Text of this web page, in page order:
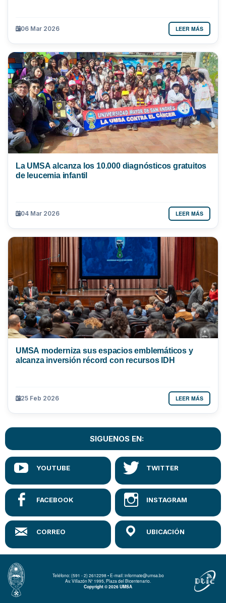
06 Mar 2026 LEER MÁS
La UMSA alcanza los 10.000 diagnósticos gratuitos
de leucemia infantil
04 Mar 2026 LEER MÁS
UMSA moderniza sus espacios emblemáticos y
alcanza inversión récord con recursos IDH
25 Feb 2026 LEER MÁS
SIGUENOS EN:
Teléfono: (591 - 2) 2612298 • E-mail: informate@umsa.bo
Av. Villazón N° 1995, Plaza del Bicentenario.
Copyright © 2026 UMSA